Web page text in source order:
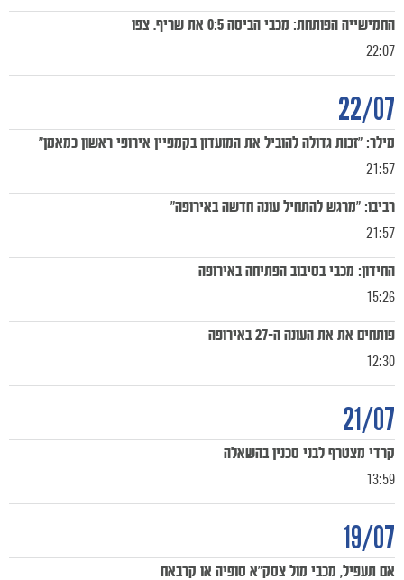
משחקים
ותוצאות
22:07
החמישייה הפותחת: מכבי הביסה 0:5 את שריף. צפו
22/07
21:57
מילר: "זכות גדולה להוביל את המועדון בקמפיין אירופי ראשון כמאמן"
21:57
רביבו: "מרגש להתחיל עונה חדשה באירופה"
15:26
החידון: מכבי בסיבוב הפתיחה באירופה
12:30
פותחים את את העונה ה-27 באירופה
21/07
13:59
קרדי מצטרף לבני סכנין בהשאלה
19/07
אם תעפיל, מכבי מול צסק"א סופיה או קרבאח